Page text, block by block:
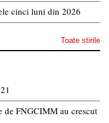
cinci luni din 2026
Toate stirile
de FNGCIMM au crescut